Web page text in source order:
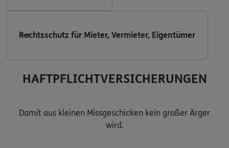
Rechtsschutz für Mieter, Vermieter, Eigentümer
HAFTPFLICHTVERSICHERUNGEN
Damit aus kleinen Missgeschicken kein großer Ärger
wird.